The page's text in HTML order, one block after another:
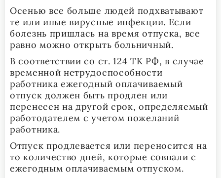
Осенью все больше людей подхватывают
те или иные вирусные инфекции. Если
болезнь пришлась на время отпуска, все
равно можно открыть больничный.
В соответствии со ст. 124 ТК РФ, в случае
временной нетрудоспособности
работника ежегодный оплачиваемый
отпуск должен быть продлен или
перенесен на другой срок, определяемый
работодателем с учетом пожеланий
работника.
Отпуск продлевается или переносится на
то количество дней, которые совпали с
ежегодным оплачиваемым отпуском.